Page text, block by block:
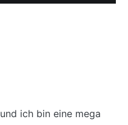
und ich bin eine mega